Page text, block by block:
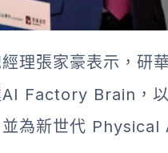
理張家豪表示，研
Factory Brain，
為新世代 Physical